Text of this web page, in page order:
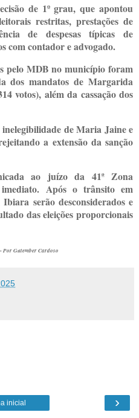
de 1º grau, que apontou
restritas, prestações de
de despesas típicas de
com contador e advogado.
pelo MDB no município foram
dos mandatos de Margarida
votos), além da cassação dos
de Maria Jaine e
a extensão da sanção
ao juízo da 41ª Zona
Após o trânsito em
serão desconsiderados e
das eleições proporcionais
Gutember Cardoso
›
inicial